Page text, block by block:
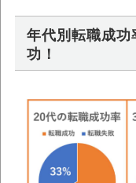
年代別転職成
功！